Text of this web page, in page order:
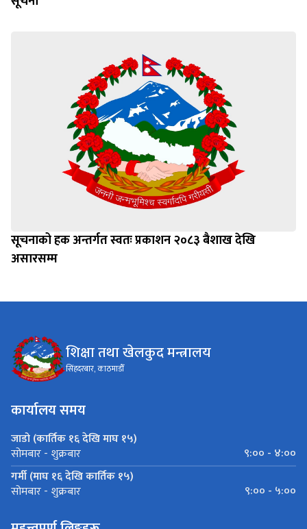
सूचनाको हक अन्तर्गत स्वतः प्रकाशन २०८३ बैशाख देखि
असारसम्म
शिक्षा तथा खेलकुद मन्त्रालय
सिंहदरबार, काठमाडौँ
कार्यालय समय
जाडो (कार्तिक १६ देखि माघ १५)
सोमबार - शुक्रबार
९:०० - ४:००
गर्मी (माघ १६ देखि कार्तिक १५)
सोमबार - शुक्रबार ९:०० - ५:००